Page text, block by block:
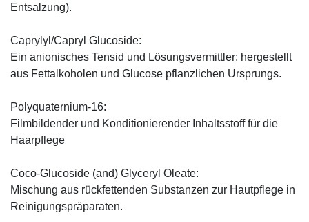
Entsalzung).
Caprylyl/Capryl Glucoside:
Ein anionisches Tensid und Lösungsvermittler; hergestellt
aus Fettalkoholen und Glucose pflanzlichen Ursprungs.
Polyquaternium-16:
Filmbildender und Konditionierender Inhaltsstoff für die
Haarpflege
Coco-Glucoside (and) Glyceryl Oleate:
Mischung aus rückfettenden Substanzen zur Hautpflege in
Reinigungspräparaten.